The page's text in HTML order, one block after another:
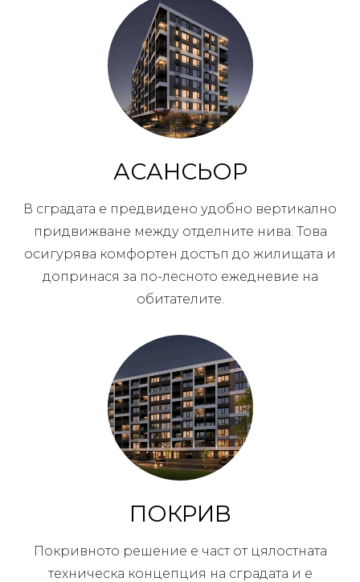
АСАНСЬОР
В сградата е предвидено удобно вертикално
придвижване между отделните нива. Това
осигурява комфортен достъп до жилищата и
допринася за по-лесното ежедневие на
обитателите.
ПОКРИВ
Покривното решение е част от цялостната
техническа концепция на сградата и е